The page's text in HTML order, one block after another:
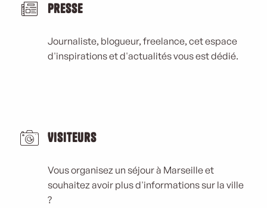
Presse
Journaliste, blogueur, freelance, cet espace
d'inspirations et d'actualités vous est dédié.
Visiteurs
Vous organisez un séjour à Marseille et
souhaitez avoir plus d'informations sur la ville
?